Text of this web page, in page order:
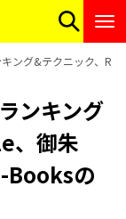
ング&テクニック、
ンキング
、御朱
Booksの